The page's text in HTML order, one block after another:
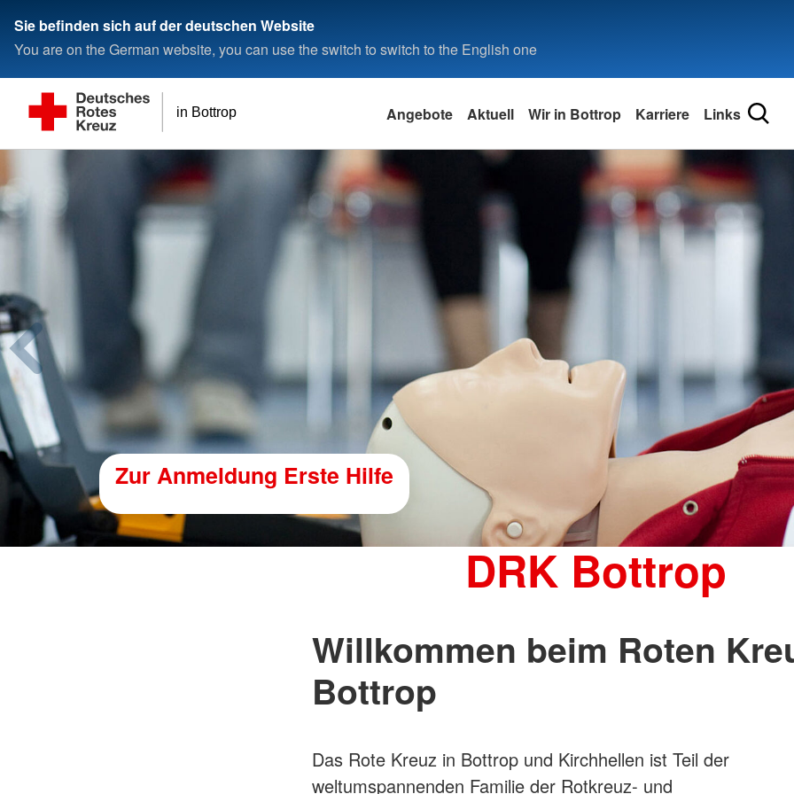
Sie befinden sich auf der deutschen Website
You are on the German website, you can use the switch to switch to the English one
in Bottrop Angebote Aktuell Wir in Bottrop Karriere Links
Jetzt Fördermitglied werden
DRK Bottrop
Willkommen beim Roten
Bottrop
Das Rote Kreuz in Bottrop und Kirchhellen ist Teil der
weltumspannenden Familie der Rotkreuz- und